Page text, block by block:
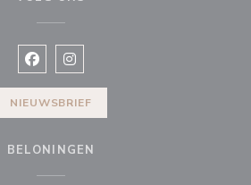
Facebook ((opent in een nieuw
Instagram ((opent in een
NIEUWSBRIEF
BELONINGEN